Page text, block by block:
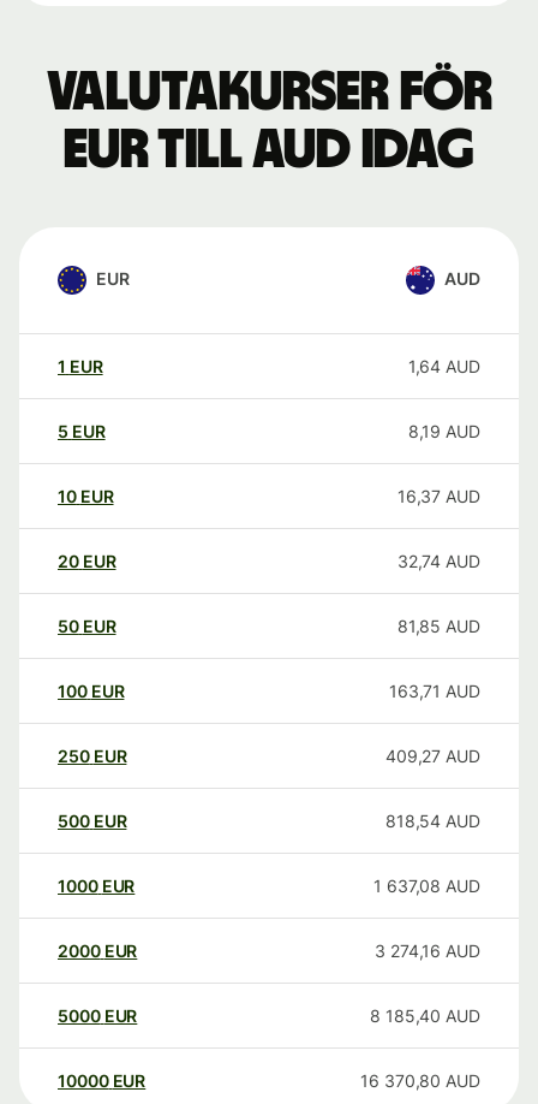
Valutakurser för
EUR till AUD idag
EUR AUD
1 EUR 1,64 AUD
5 EUR 8,19 AUD
10 EUR 16,37 AUD
20 EUR 32,74 AUD
50 EUR 81,85 AUD
100 EUR 163,71 AUD
250 EUR 409,27 AUD
500 EUR 818,54 AUD
1000 EUR 1 637,08 AUD
2000 EUR 3 274,16 AUD
5000 EUR 8 185,40 AUD
10000 EUR 16 370,80 AUD